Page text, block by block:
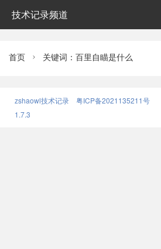
技术记录频道
首页  关键词：百里自瞄是什么
zshaowl技术记录 粤ICP备2021135211号
1.7.3